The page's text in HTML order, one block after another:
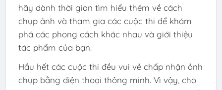
hãy dành thời gian tìm hiểu thêm về cách
chụp ảnh và tham gia các cuộc thi để khám
phá các phong cách khác nhau và giới thiệu
tác phẩm của bạn.
Hầu hết các cuộc thi đều vui vẻ chấp nhận ảnh
chụp bằng điện thoại thông minh. Vì vậy, cho